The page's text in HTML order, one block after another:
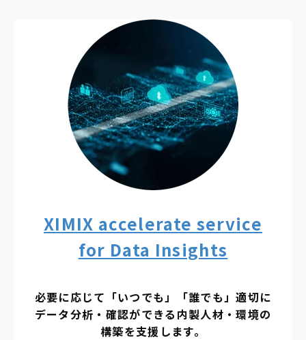
XIMIX accelerate service
for Data Insights
必要に応じて「いつでも」「誰でも」適切に
データ分析・確認ができる内製人材・環境の
構築を支援します。